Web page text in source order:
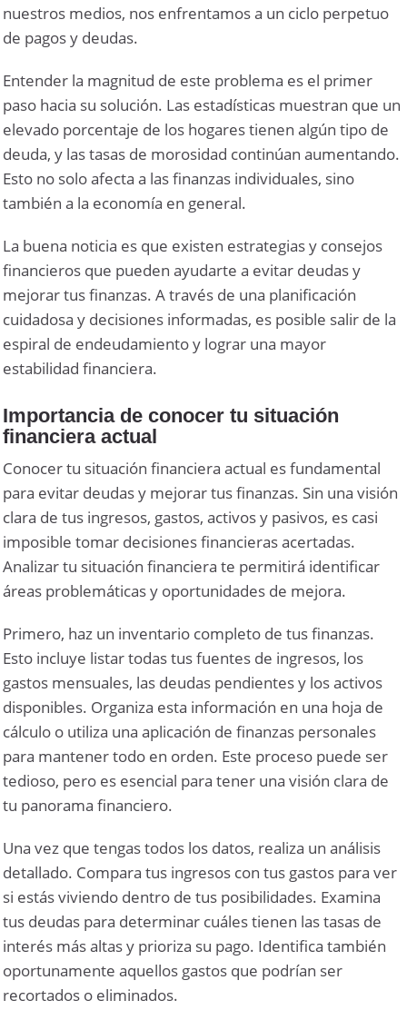
nuestros medios, nos enfrentamos a un ciclo perpetuo
de pagos y deudas.
Entender la magnitud de este problema es el primer
paso hacia su solución. Las estadísticas muestran que un
elevado porcentaje de los hogares tienen algún tipo de
deuda, y las tasas de morosidad continúan aumentando.
Esto no solo afecta a las finanzas individuales, sino
también a la economía en general.
La buena noticia es que existen estrategias y consejos
financieros que pueden ayudarte a evitar deudas y
mejorar tus finanzas. A través de una planificación
cuidadosa y decisiones informadas, es posible salir de la
espiral de endeudamiento y lograr una mayor
estabilidad financiera.
Importancia de conocer tu situación
financiera actual
Conocer tu situación financiera actual es fundamental
para evitar deudas y mejorar tus finanzas. Sin una visión
clara de tus ingresos, gastos, activos y pasivos, es casi
imposible tomar decisiones financieras acertadas.
Analizar tu situación financiera te permitirá identificar
áreas problemáticas y oportunidades de mejora.
Primero, haz un inventario completo de tus finanzas.
Esto incluye listar todas tus fuentes de ingresos, los
gastos mensuales, las deudas pendientes y los activos
disponibles. Organiza esta información en una hoja de
cálculo o utiliza una aplicación de finanzas personales
para mantener todo en orden. Este proceso puede ser
tedioso, pero es esencial para tener una visión clara de
tu panorama financiero.
Una vez que tengas todos los datos, realiza un análisis
detallado. Compara tus ingresos con tus gastos para ver
si estás viviendo dentro de tus posibilidades. Examina
tus deudas para determinar cuáles tienen las tasas de
interés más altas y prioriza su pago. Identifica también
oportunamente aquellos gastos que podrían ser
recortados o eliminados.